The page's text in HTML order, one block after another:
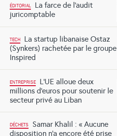
ÉDITORIAL
La farce de l’audit
juricomptable
TECH
La startup libanaise Ostaz
(Synkers) rachetée par le groupe
Inspired
ENTREPRISE
L’UE alloue deux
millions d’euros pour soutenir le
secteur privé au Liban
DÉCHETS
Samar Khalil : « Aucune
disposition n’a encore été prise